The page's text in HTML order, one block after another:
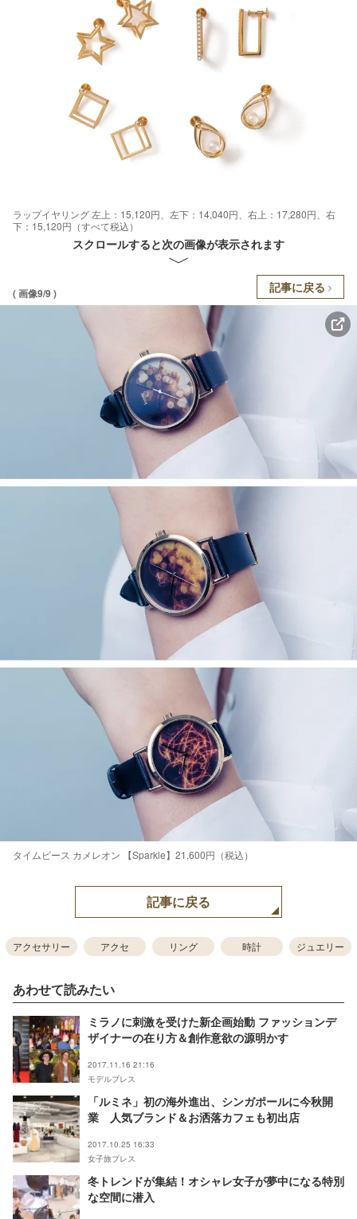
ラップイヤリング 左上：15,120円、左下：14,040円、右上：17,280円、右
下：15,120円（すべて税込）
スクロールすると次の画像が表示されます
( 画像9/9 ) 記事に戻る
タイムピース カメレオン 【Sparkle】21,600円（税込）
記事に戻る
アクセサリー アクセ リング 時計 ジュエリー
あわせて読みたい
ミラノに刺激を受けた新企画始動 ファッションデ
ザイナーの在り方＆創作意欲の源明かす
2017.11.16 21:16
モデルプレス
「ルミネ」初の海外進出、シンガポールに今秋開
業 人気ブランド＆お洒落カフェも初出店
2017.10.25 16:33
女子旅プレス
冬トレンドが集結！オシャレ女子が夢中になる特別
な空間に潜入